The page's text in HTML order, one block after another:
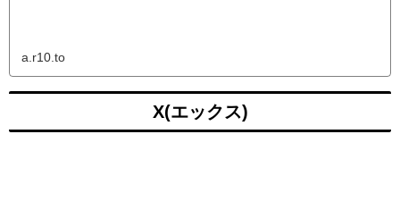
a.r10.to
X(エックス)